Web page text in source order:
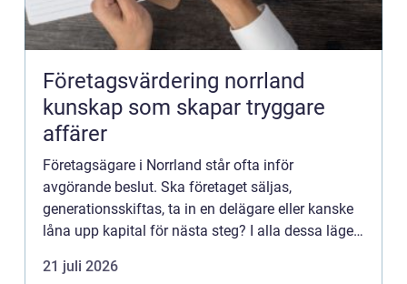
Företagsvärdering norrland
kunskap som skapar tryggare
affärer
Företagsägare i Norrland står ofta inför
avgörande beslut. Ska företaget säljas,
generationsskiftas, ta in en delägare eller kanske
låna upp kapital för nästa steg? I alla dessa lägen
professionellt utförd ...
21 juli 2026